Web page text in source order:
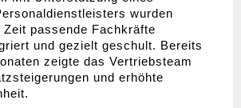
wurden
passende Fachkräfte
und gezielt geschult. Bereits
zeigte das Vertriebsteam
und erhöhte